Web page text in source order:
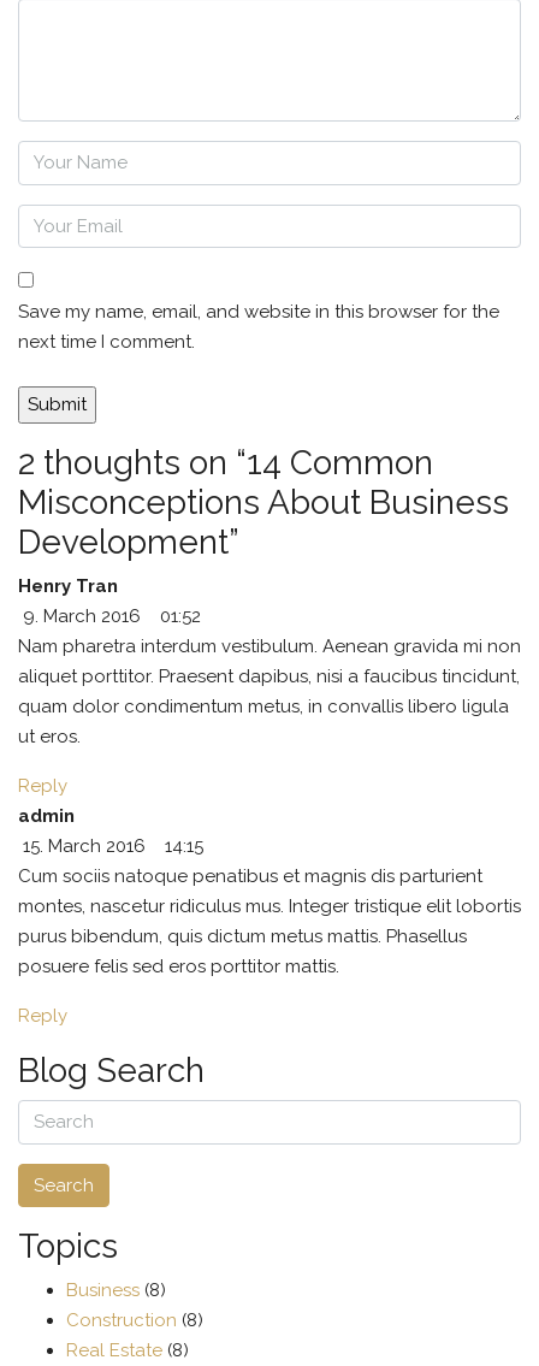
Save my name, email, and website in this browser for the
next time I comment.
2 thoughts on “14 Common
Misconceptions About Business
Development”
Henry Tran
9. March 2016
01:52
Nam pharetra interdum vestibulum. Aenean gravida mi non
aliquet porttitor. Praesent dapibus, nisi a faucibus tincidunt,
quam dolor condimentum metus, in convallis libero ligula
ut eros.
Reply
admin
15. March 2016
14:15
Cum sociis natoque penatibus et magnis dis parturient
montes, nascetur ridiculus mus. Integer tristique elit lobortis
purus bibendum, quis dictum metus mattis. Phasellus
posuere felis sed eros porttitor mattis.
Reply
Blog Search
Search
Topics
Business (8)
Construction (8)
Real Estate (8)